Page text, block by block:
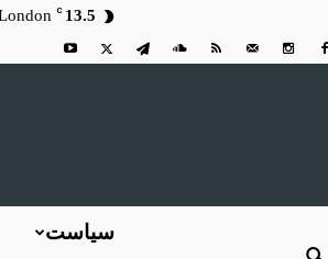
13.5
C
سیاست